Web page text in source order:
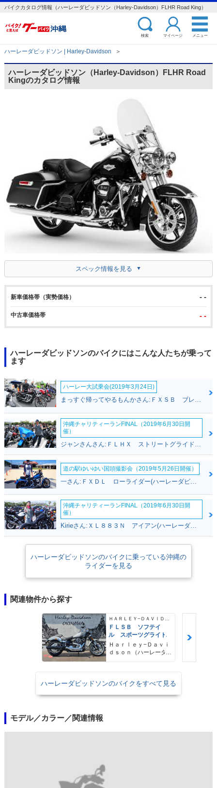
バイクカタログ情報（ハーレーダビッドソン（Harley-Davidson）FLHR Road King）
検索 マイページ メニュー
ハーレーダビッドソン | Harley-Davidson ＞
ハーレーダビッドソン（Harley-Davidson）FLHR Road
Kingのカタログ情報
スペック情報を見る
新車価格帯（実勢価格） - -
中古車価格帯 - -
ハーレーダビッドソンのバイクにはこんな人たちが乗って
ます
ハーレー大試乗会(2019年3月24日)
まっすぐ帰ってやるもんかさん:ＦＸＳＢ ブレイクアウト(ハーレーダビッドソン)
沖縄チャリティーランFINAL（2019年6月30日開
催）
ジャンさんさん:ＦＬＨＸ ストリートグライド(ハーレーダビッドソン)
道の駅ゆいゆい国頭撮影会（2019年5月26日開催）
沖縄チャリティーランFINAL（2019年6月30日開
催）
Kirieさん:ＸＬ８８３Ｎ アイアン(ハーレーダビッドソン)
ハーレーダビッドソンのバイクに乗っている沖縄の
ライダーを見る
関連物件から探す
ＦＬＳＢ ソフテイ
ル スポーツグライド
Ｈａｒｌｅｙ−Ｄａｖｉ
ｄｓｏｎ（ハーレーダ
ハーレーダビッドソンのバイクをすべて見る
モデル／カラー／関連情報